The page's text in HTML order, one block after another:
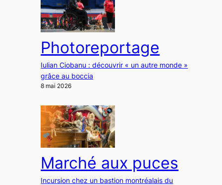
Photoreportage
Iulian Ciobanu : découvrir « un autre monde »
grâce au boccia
8 mai 2026
Marché aux puces
Incursion chez un bastion montréalais du